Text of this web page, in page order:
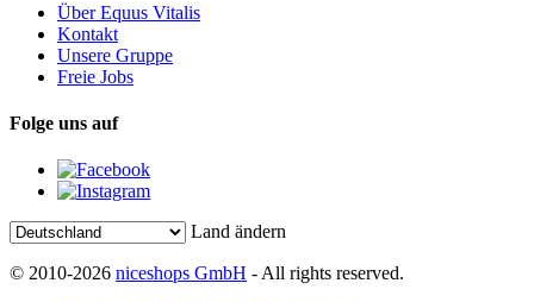
Über Equus Vitalis
Kontakt
Unsere Gruppe
Freie Jobs
Folge uns auf
Land ändern
© 2010-2026 niceshops GmbH - All rights reserved.